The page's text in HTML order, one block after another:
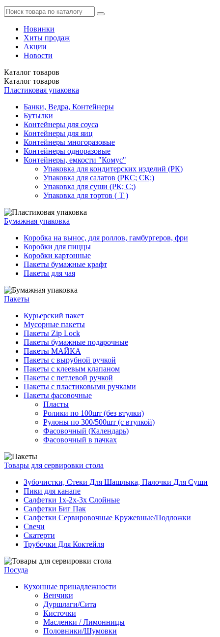
Новинки
Хиты продаж
Акции
Новости
Каталог товаров
Каталог товаров
Пластиковая упаковка
Банки, Ведра, Контейнеры
Бутылки
Контейнеры для соуса
Контейнеры для яиц
Контейнеры многоразовые
Контейнеры одноразовые
Контейнеры, емкости "Комус"
Упаковка для кондитерских изделий (РК)
Упаковка для салатов (РКС; СК;)
Упаковка для суши (РК; С;)
Упаковка для тортов ( Т )
Бумажная упаковка
Коробка на вынос, для роллов, гамбургеров, фри
Коробки для пиццы
Коробки картонные
Пакеты бумажные крафт
Пакеты для чая
Пакеты
Курьерский пакет
Мусорные пакеты
Пакеты Zip Lock
Пакеты бумажные подарочные
Пакеты МАЙКА
Пакеты с вырубной ручкой
Пакеты с клеевым клапаном
Пакеты с петлевой ручкой
Пакеты с пластиковыми ручками
Пакеты фасовочные
Пласты
Ролики по 100шт (без втулки)
Рулоны по 300/500шт (с втулкой)
Фасовочный (Календарь)
Фасовочный в пачках
Товары для сервировки стола
Зубочистки, Стеки Для Шашлыка, Палочки Для Суши
Пики для канапе
Салфетки 1х-2х-3х Слойные
Салфетки Биг Пак
Салфетки Сервировочные Кружевные/Подложки
Свечи
Скатерти
Трубочки Для Коктейля
Посуда
Кухонные принадлежности
Венчики
Дуршлаги/Сита
Кисточки
Масленки / Лимонницы
Половники/Шумовки